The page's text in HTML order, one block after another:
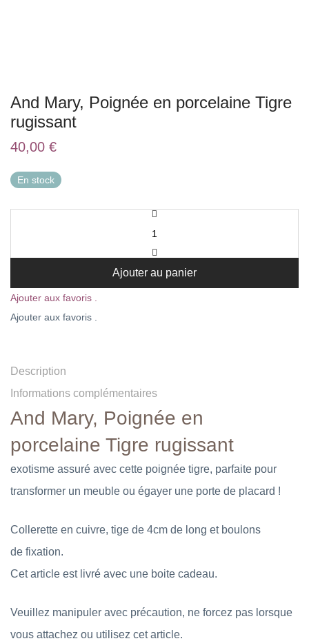
And Mary, Poignée en porcelaine Tigre
rugissant
40,00 €
En stock
Ajouter au panier
Ajouter aux favoris .
Ajouter aux favoris .
Description
Informations complémentaires
And Mary, Poignée en
porcelaine Tigre rugissant
exotisme assuré avec cette poignée tigre, parfaite pour
transformer un meuble ou égayer une porte de placard !
Collerette en cuivre, tige de 4cm de long et boulons
de fixation.
Cet article est livré avec une boite cadeau.
Veuillez manipuler avec précaution, ne forcez pas lorsque
vous attachez ou utilisez cet article.